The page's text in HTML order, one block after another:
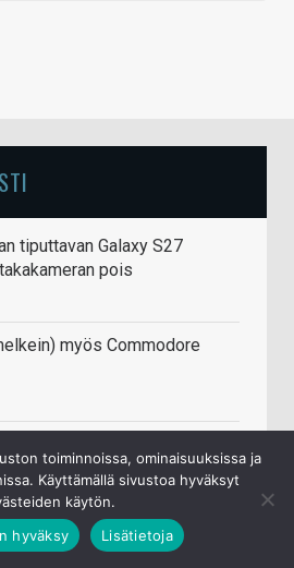
tiputtavan Galaxy S27
pois
myös Commodore
muistipiirejä
Paintissa
toiminnoissa, ominaisuuksissa ja
Käyttämällä sivustoa hyväksyt
käytön.
hyväksy Lisätietoja